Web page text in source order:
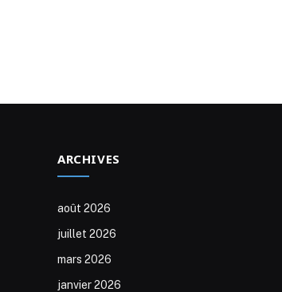
ARCHIVES
août 2026
juillet 2026
mars 2026
janvier 2026